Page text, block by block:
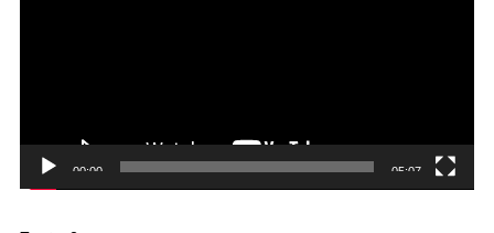
00:00 05:07